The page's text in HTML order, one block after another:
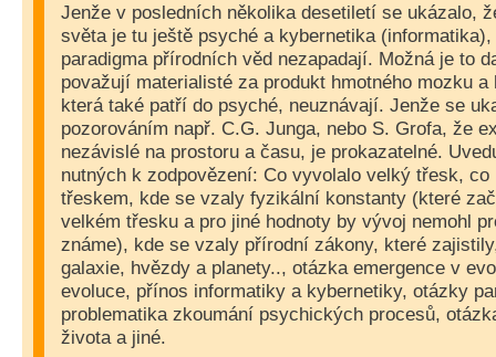
Jenže v posledních několika desetiletí se ukázalo,
světa je tu ještě psyché a kybernetika
paradigma přírodních věd nezapadají. Možná je to
považují materialisté za produkt hmotného mozku a
která také patří do psyché, neuznávají. Jenže se
pozorováním např. C.G. Junga, nebo S. Grofa, že
nezávislé na prostoru a času, je prokazatelné.
nutných k zodpovězení: Co vyvolalo velký třesk,
třeskem, kde se vzaly fyzikální konstanty (které
velkém třesku a pro jiné hodnoty by vývoj nemohl
známe), kde se vzaly přírodní zákony, které
galaxie, hvězdy a planety.., otázka emergence v
evoluce, přínos informatiky a kybernetiky, otázky
problematika zkoumání psychických procesů,
života a jiné.